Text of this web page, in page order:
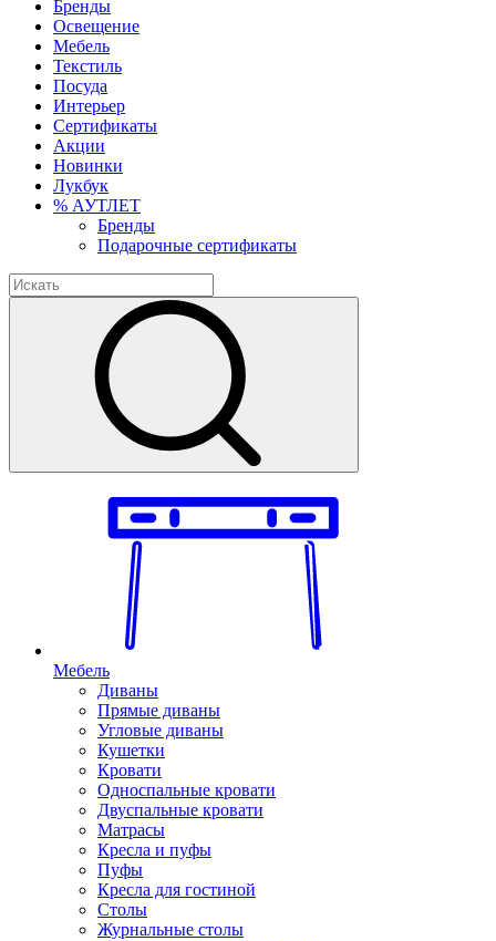
Бренды
Освещение
Мебель
Текстиль
Посуда
Интерьер
Сертификаты
Акции
Новинки
Лукбук
% АУТЛЕТ
Бренды
Подарочные сертификаты
Мебель
Диваны
Прямые диваны
Угловые диваны
Кушетки
Кровати
Односпальные кровати
Двуспальные кровати
Матрасы
Кресла и пуфы
Пуфы
Кресла для гостиной
Столы
Журнальные столы